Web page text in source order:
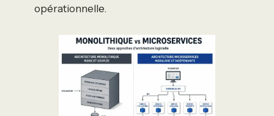
opérationnelle.